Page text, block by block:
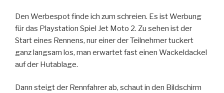
Den Werbespot finde ich zum schreien. Es ist Werbung
für das Playstation Spiel Jet Moto 2. Zu sehen ist der
Start eines Rennens, nur einer der Teilnehmer tuckert
ganz langsam los, man erwartet fast einen Wackeldackel
auf der Hutablage.
Dann steigt der Rennfahrer ab, schaut in den Bildschirm